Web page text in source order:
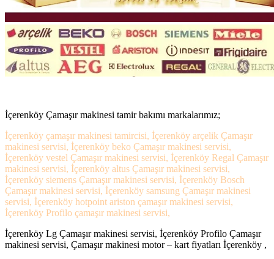
İçerenköy Çamaşır makinesi tamir bakımı markalarımız;
İçerenköy çamaşır makinesi tamircisi, İçerenköy arçelik Çamaşır
makinesi servisi, İçerenköy beko Çamaşır makinesi servisi,
İçerenköy vestel Çamaşır makinesi servisi, İçerenköy Regal Çamaşır
makinesi servisi, İçerenköy altus Çamaşır makinesi servisi,
İçerenköy siemens Çamaşır makinesi servisi, İçerenköy Bosch
Çamaşır makinesi servisi, İçerenköy samsung Çamaşır makinesi
servisi, İçerenköy hotpoint ariston çamaşır makinesi servisi,
İçerenköy Profilo çamaşır makinesi servisi,
İçerenköy Lg Çamaşır makinesi servisi, İçerenköy Profilo Çamaşır
makinesi servisi, Çamaşır makinesi motor – kart fiyatları İçerenköy ,